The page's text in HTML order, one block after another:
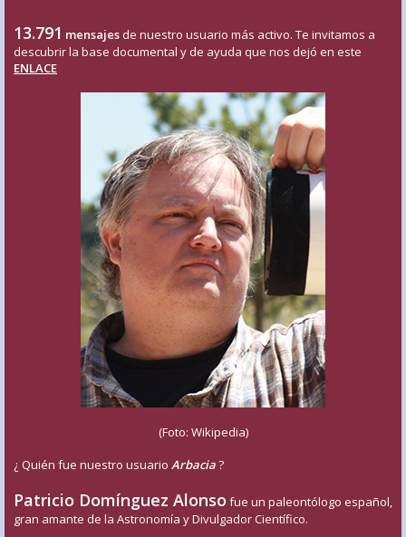
13.791 mensajes de nuestro usuario más activo. Te invitamos a
descubrir la base documental y de ayuda que nos dejó en este
ENLACE
(Foto: Wikipedia)
¿ Quién fue nuestro usuario Arbacia?
Patricio Domínguez Alonso fue un paleontólogo español,
gran amante de la Astronomía y Divulgador Científico.